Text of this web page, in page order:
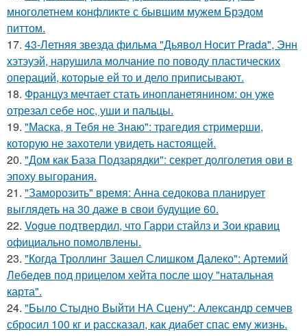
многолетнем конфликте с бывшим мужем Брэдом
питтом.
17. 43-Летняя звезда фильма "Дьявол Носит Prada", Энн
хэтэуэй, нарушила молчание по поводу пластических
операций, которые ей то и дело приписывают.
18. Француз мечтает стать инопланетянином: он уже
отрезал себе нос, уши и пальцы.
19. "Маска, я Тебя не Знаю": трагедия стримерши,
которую не захотели увидеть настоящей.
20. "Дом как База Подзарядки": секрет долголетия ови в
эпоху выгорания.
21. "Заморозить" время: Анна седокова планирует
выглядеть на 30 даже в свои будущие 60.
22. Vogue подтвердил, что Гарри стайлз и Зои кравиц
официально помолвлены.
23. "Когда Троллинг Зашел Слишком Далеко": Артемий
Лебедев под прицелом хейта после шоу "натальная
карта".
24. "Было Стыдно Выйти НА Сцену": Александр семчев
сбросил 100 кг и рассказал, как диабет спас ему жизнь.